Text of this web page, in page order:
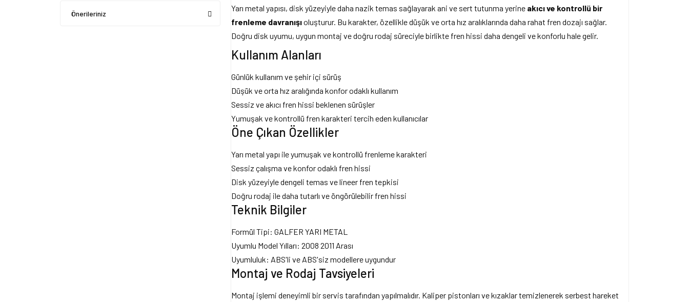
Önerileriniz
Yarı metal yapısı, disk yüzeyiyle daha nazik temas sağlayarak ani ve sert tutunma yerine akıcı ve kontrollü bir
frenleme davranışıoluşturur. Bu karakter, özellikle düşük ve orta hız aralıklarında daha rahat fren dozajı sağlar.
Doğru disk uyumu, uygun montaj ve doğru rodaj süreciyle birlikte fren hissi daha dengeli ve konforlu hale gelir.
Kullanım Alanları
Günlük kullanım ve şehir içi sürüş
Düşük ve orta hız aralığında konfor odaklı kullanım
Sessiz ve akıcı fren hissi beklenen sürüşler
Yumuşak ve kontrollü fren karakteri tercih eden kullanıcılar
Öne Çıkan Özellikler
Yarı metal yapı ile yumuşak ve kontrollü frenleme karakteri
Sessiz çalışma ve konfor odaklı fren hissi
Disk yüzeyiyle dengeli temas ve lineer fren tepkisi
Doğru rodaj ile daha tutarlı ve öngörülebilir fren hissi
Teknik Bilgiler
Formül Tipi: GALFER YARI METAL
Uyumlu Model Yılları: 2008 2011 Arası
Uyumluluk: ABS'li ve ABS'siz modellere uygundur
Montaj ve Rodaj Tavsiyeleri
Montaj işlemi deneyimli bir servis tarafından yapılmalıdır. Kaliper pistonları ve kızaklar temizlenerek serbest hareket